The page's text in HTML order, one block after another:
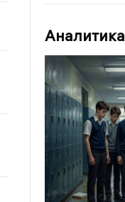
Аналитика